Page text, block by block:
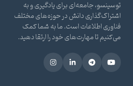
توسینسو، جامعه‌ای برای یادگیری و به
اشتراک‌گذاری دانش در حوزه‌های مختلف
فناوری اطلاعات است. ما به شما کمک
می‌کنیم تا مهارت‌های خود را ارتقا دهید.